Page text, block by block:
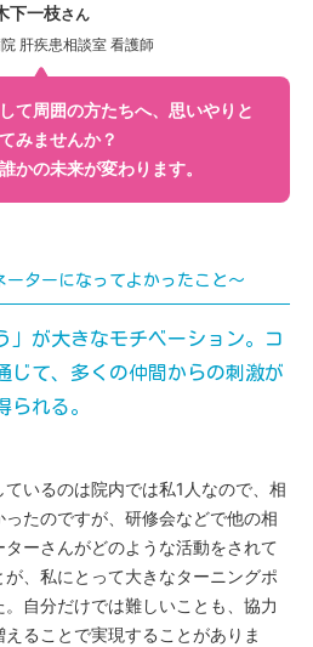
下一枝さん
肝疾患相談室 看護師
て周囲の方たちへ、思いやりと
みませんか？
かの未来が変わります。
ーターになってよかったこと～
」が大きなモチベーション。
コ
じて、多くの仲間からの刺激が
られる。
いるのは院内では私1人なので、相
たのですが、研修会などで他の相
ーさんがどのような活動をされて
、私にとって大きなターニングポ
自分だけでは難しいことも、協力
えることで実現することがありま